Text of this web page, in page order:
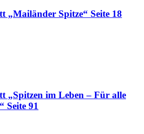
„Mailänder Spitze“ Seite 18
„Spitzen im Leben – Für alle
Seite 91